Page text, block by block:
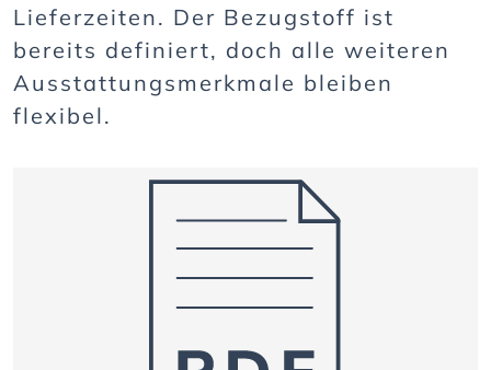
Lieferzeiten. Der Bezugstoff ist
bereits definiert, doch alle weiteren
Ausstattungsmerkmale bleiben
flexibel.